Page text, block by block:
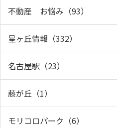
不動産 お悩み（93）
星ヶ丘情報（332）
名古屋駅（23）
藤が丘（1）
モリコロパーク（6）